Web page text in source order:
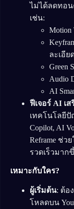
ไม่ได้ลดทอน
เช่น:
ละเอีย
Green
Audio
AI
ฟีเจอร์ AI เ
เทคโนโลยีปั
Copilot, AI
Reframe ช่ว
รวดเร็วมาก
เหมาะกับใคร?
ผู้เริ่มต้น: ต้อ
โหลดบน